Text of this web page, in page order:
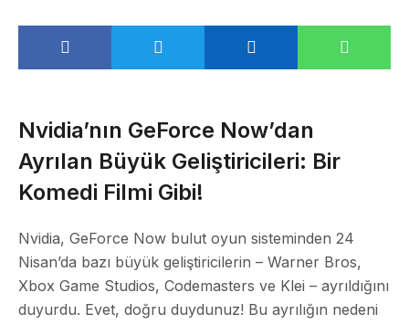
Nvidia’nın GeForce Now’dan
Ayrılan Büyük Geliştiricileri: Bir
Komedi Filmi Gibi!
Nvidia, GeForce Now bulut oyun sisteminden 24
Nisan’da bazı büyük geliştiricilerin – Warner Bros,
Xbox Game Studios, Codemasters ve Klei – ayrıldığını
duyurdu. Evet, doğru duydunuz! Bu ayrılığın nedeni